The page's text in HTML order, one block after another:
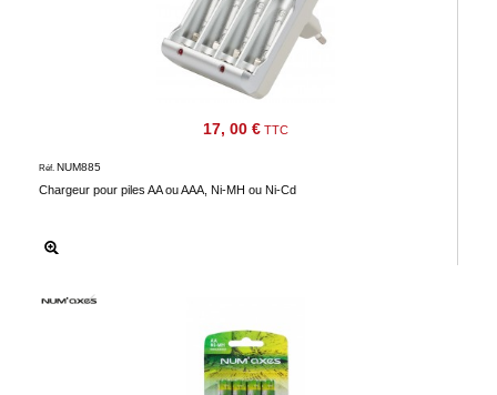
17, 00 € TTC
Chargeur pour piles AA ou AAA, Ni-MH ou Ni-Cd
Réf. NUM885